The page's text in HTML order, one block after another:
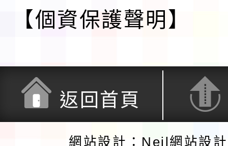
【個資保護聲明】
返回首頁
網站設計：Neil網站設